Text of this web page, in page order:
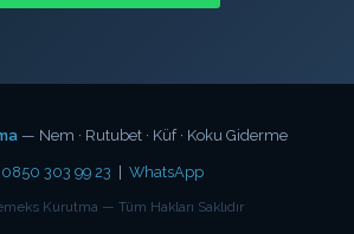
— Nem · Rutubet · Küf · Koku Giderme
0850 303 99 23 WhatsApp
Kurutma — Tüm Hakları Saklıdır